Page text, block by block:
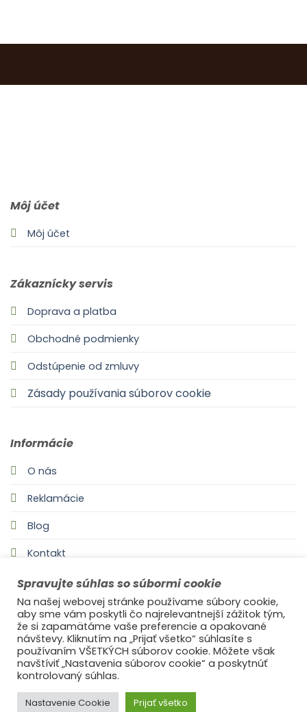
Môj účet
Môj účet
Zákaznícky servis
Doprava a platba
Obchodné podmienky
Odstúpenie od zmluvy
Zásady používania súborov cookie
Informácie
O nás
Reklamácie
Blog
Kontakt
©2021Ufonaut - Webcreation
Spravujte súhlas so súbormi cookie
Na našej webovej stránke používame súbory cookie,
aby sme vám poskytli čo najrelevantnejší zážitok tým,
že si zapamätáme vaše preferencie a opakované
návštevy. Kliknutím na „Prijať všetko“ súhlasíte s
používaním VŠETKÝCH súborov cookie. Môžete však
navštíviť „Nastavenia súborov cookie“ a poskytnúť
kontrolovaný súhlas.
Nastavenie Cookie Prijať všetko